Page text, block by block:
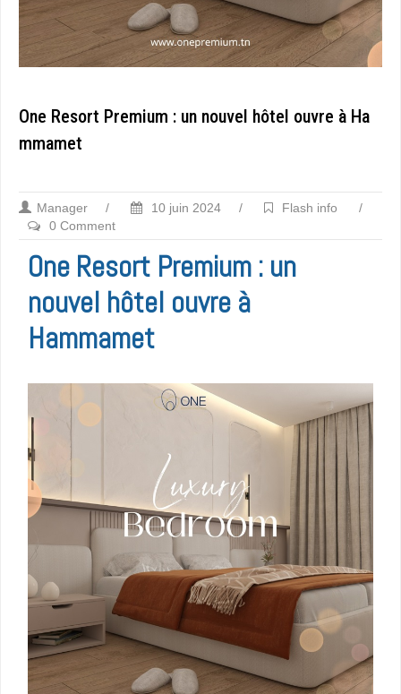
One Resort Premium : un nouvel hôtel ouvre à Ha
mmamet
Manager / 10 juin 2024 / Flash info
/
0 Comment
One Resort Premium : un
nouvel hôtel ouvre à
Hammamet